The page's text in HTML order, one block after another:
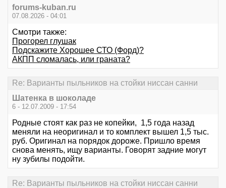
forums-kuban.ru
07.08.2026 - 04:01
Смотри также:
Прогорел глушак
Подскажите Хорошее СТО (Форд)?
АКПП сломалась, или граната?
Re: Варианты пыльников на стойки ниссан санни
Шатенка в шоколаде
6 - 12.07.2009 - 17:54
Родные стоят как раз не копейки, 1,5 года назад
меняли на неоригинал и то комплект вышел 1,5 тыс.
руб. Оригинал на порядок дороже. Пришло время
снова менять, ищу варианты. Говорят задние могут
ну зубилы подойти.
Re: Варианты пыльников на стойки ниссан санни